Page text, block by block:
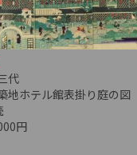
代
地ホテル館表掛り庭の図
円